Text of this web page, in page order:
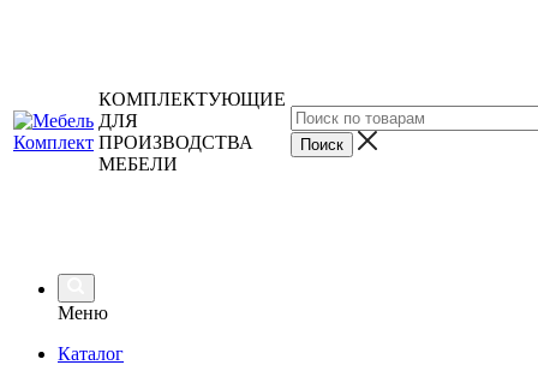
КОМПЛЕКТУЮЩИЕ
ДЛЯ
ПРОИЗВОДСТВА
МЕБЕЛИ
Меню
Каталог